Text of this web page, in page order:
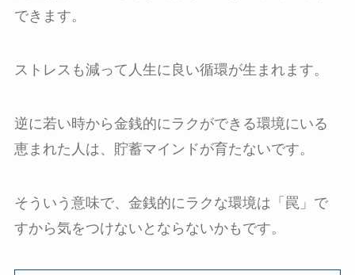
できます。
ストレスも減って人生に良い循環が生まれます。
逆に若い時から金銭的にラクができる環境にいる
恵まれた人は、貯蓄マインドが育たないです。
そういう意味で、金銭的にラクな環境は「罠」で
すから気をつけないとならないかもです。